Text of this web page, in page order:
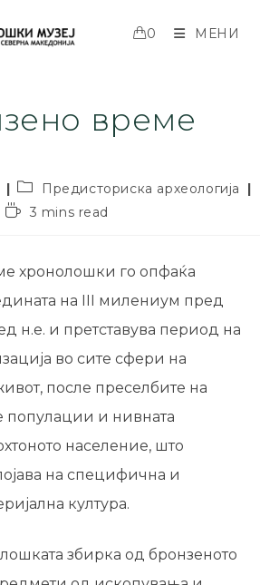
0 МЕНИ
време
Предисториска археологија
3 mins read
хронолошки го опфаќа
на III милениум пред
н.е. и претставува период на
во сите сфери на
после преселбите на
популации и нивната
население, што
на специфична и
култура.
збирка од бронзеното